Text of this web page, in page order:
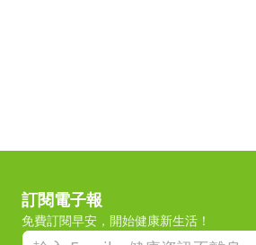
訂閱電子報
免費訂閱早安，開始健康新生活！